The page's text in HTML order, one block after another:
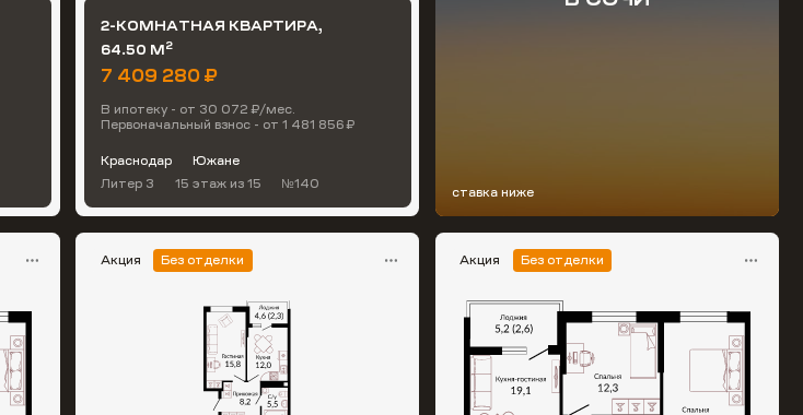
2-КОМНАТНАЯ КВАРТИРА,
64.50 М2
7 409 280 ₽
В ипотеку - от 30 072 ₽/мес.
Первоначальный взнос - от 1 481 856 ₽
Краснодар
Южане
Литер 3
15 этаж из 15 №140
Акция Без отделки Акция Без отделки
ставка ниже